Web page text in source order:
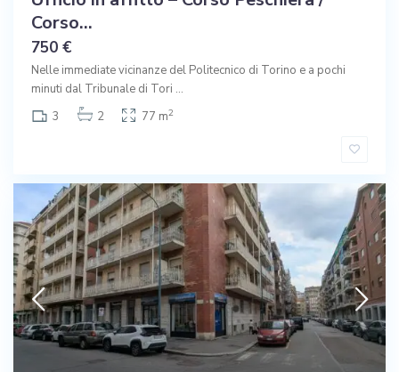
Corso...
750 €
Nelle immediate vicinanze del Politecnico di Torino e a pochi
minuti dal Tribunale di Tori ...
3
2 77 m2